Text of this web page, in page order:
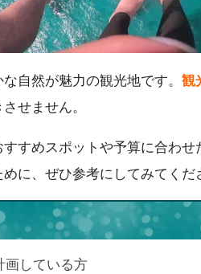
自然が魅力の観光地です。 観
せません。
すめスポットや予算に合わ
に、ぜひ参考にしてみてくだ
している方